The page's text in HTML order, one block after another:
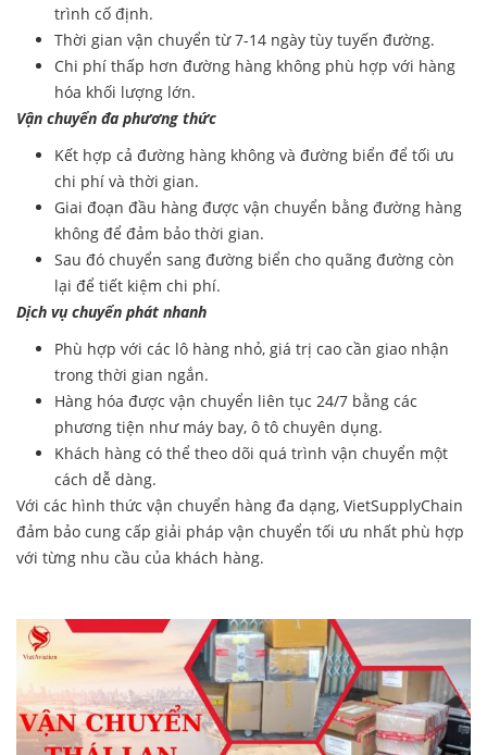
trình cố định.
Thời gian vận chuyển từ 7-14 ngày tùy tuyến đường.
Chi phí thấp hơn đường hàng không phù hợp với hàng
hóa khối lượng lớn.
Vận chuyển đa phương thức
Kết hợp cả đường hàng không và đường biển để tối ưu
chi phí và thời gian.
Giai đoạn đầu hàng được vận chuyển bằng đường hàng
không để đảm bảo thời gian.
Sau đó chuyển sang đường biển cho quãng đường còn
lại để tiết kiệm chi phí.
Dịch vụ chuyển phát nhanh
Phù hợp với các lô hàng nhỏ, giá trị cao cần giao nhận
trong thời gian ngắn.
Hàng hóa được vận chuyển liên tục 24/7 bằng các
phương tiện như máy bay, ô tô chuyên dụng.
Khách hàng có thể theo dõi quá trình vận chuyển một
cách dễ dàng.
Với các hình thức vận chuyển hàng đa dạng, VietSupplyChain
đảm bảo cung cấp giải pháp vận chuyển tối ưu nhất phù hợp
với từng nhu cầu của khách hàng.